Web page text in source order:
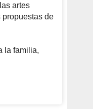
artes
de
la familia,